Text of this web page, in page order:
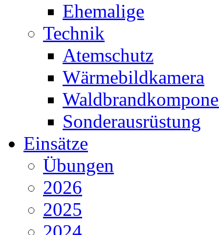
Ehemalige
Technik
Atemschutz
Wärmebildkamera
Sonderausrüstung
Einsätze
Übungen
2026
2025